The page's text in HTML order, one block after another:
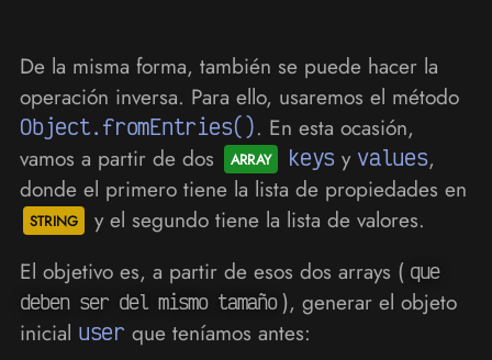
De la misma forma, también se puede hacer la
operación inversa. Para ello, usaremos el método
Object.fromEntries(). En esta ocasión,
vamos a partir de dos
keys y values,
donde el primero tiene la lista de propiedades en
y el segundo tiene la lista de valores.
El objetivo es, a partir de esos dos arrays ( que
deben ser del mismo tamaño ), generar el objeto
inicial user que teníamos antes: